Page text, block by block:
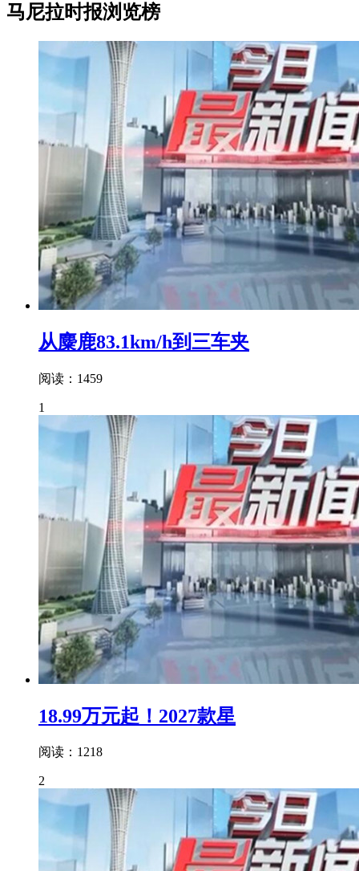
马尼拉时报浏览榜
从麋鹿83.1km/h到三车夹
阅读：1459
1
18.99万元起！2027款星
阅读：1218
2